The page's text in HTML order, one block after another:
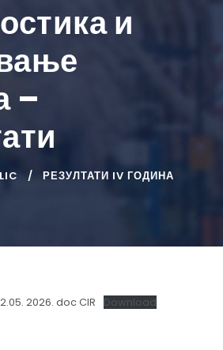
и
–
РЕЗУЛТАТИ IV ГОДИНА
2026. doc CIR Download